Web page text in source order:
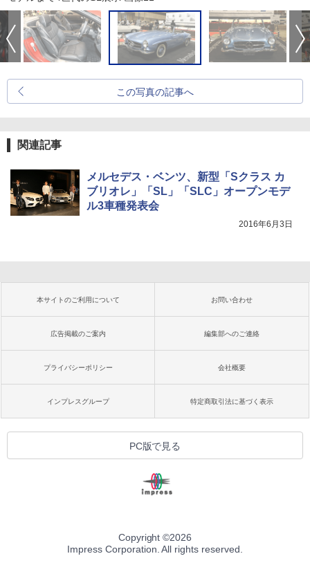
この写真の記事へ
関連記事
メルセデス・ベンツ、新型「Sクラス カ
ブリオレ」「SL」「SLC」オープンモデ
ル3車種発表会
2016年6月3日
本サイトのご利用について お問い合わせ
広告掲載のご案内 編集部へのご連絡
プライバシーポリシー 会社概要
インプレスグループ 特定商取引法に基づく表示
PC版で見る
Copyright ©2026
Impress Corporation. All rights reserved.